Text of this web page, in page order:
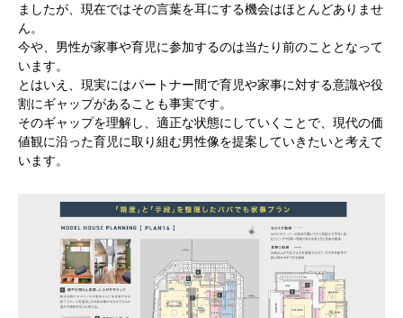
ましたが、現在ではその言葉を耳にする機会はほとんどありませ
ん。
今や、男性が家事や育児に参加するのは当たり前のこととなって
います。
とはいえ、現実にはパートナー間で育児や家事に対する意識や役
割にギャップがあることも事実です。
そのギャップを理解し、適正な状態にしていくことで、現代の価
値観に沿った育児に取り組む男性像を提案していきたいと考えて
います。